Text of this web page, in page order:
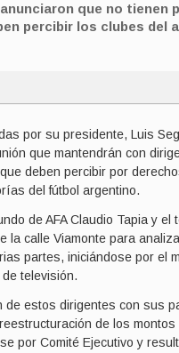
que no tienen
percibir los clubes del
por su presidente, Luis
que mantendrán con
deben percibir por
del fútbol argentino.
de AFA Claudio Tapia y
la calle Viamonte para
partes, iniciándose por el
televisión.
de estos dirigentes con sus
de los
por Comité Ejecutivo y